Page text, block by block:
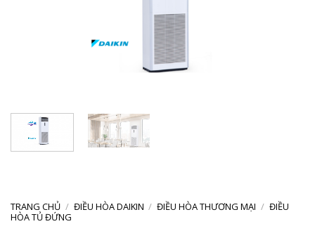
TRANG CHỦ / ĐIỀU HÒA DAIKIN / ĐIỀU HÒA THƯƠNG MẠI / ĐIỀU
HÒA TỦ ĐỨNG